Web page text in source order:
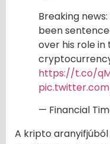
Breaking
been
over his role in
https://t.co/
— Financial
A kripto